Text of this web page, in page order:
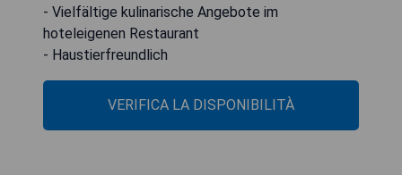
- Vielfältige kulinarische Angebote im
hoteleigenen Restaurant
- Haustierfreundlich
VERIFICA LA DISPONIBILITÀ